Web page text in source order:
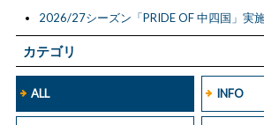
カテゴリ
ALL INFO
2026/27シーズン「PRIDE OF 中四国」実